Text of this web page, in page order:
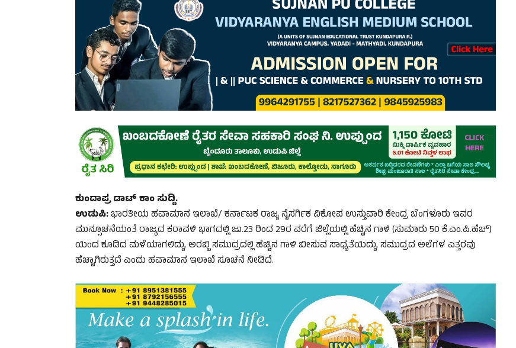
ಕುಂದಾಪ್ರ ಡಾಟ್‌ ಕಾಂ ಸುದ್ದಿ.
ಉಡುಪಿ:ಭಾರತೀಯ ಹವಾಮಾನ ಇಲಾಖೆ/ ಕರ್ನಾಟಕ ರಾಜ್ಯ ನೈಸರ್ಗಿಕ ವಿಕೋಪ ಉಸ್ತುವಾರಿ ಕೇಂದ್ರ ಬೆಂಗಳೂರು ಇವರ
ಮುನ್ಸೂಚನೆಯಂತೆ ರಾಜ್ಯದ ಕರಾವಳಿ ಭಾಗದಲ್ಲಿ ಜು.23 ರಿಂದ 29ರ ವರೆಗೆ ಜಿಲ್ಲೆಯಲ್ಲಿ ಹೆಚ್ಚಿನ ಗಾಳಿ (ಸುಮಾರು 50 ಕೆ.ಎಂ.ಪಿ.ಹೆಚ್)
ಯಿಂದ ಕೂಡಿದ ಮಳೆಯಾಗಲಿದ್ದು, ಅರಬ್ಬಿ ಸಮುದ್ರದಲ್ಲಿ ಹೆಚ್ಚಿನ ಗಾಳಿ ಬೀಸುವ ಸಾಧ್ಯತೆಯಿದ್ದು, ಸಮುದ್ರದ ಅಲೆಗಳ ಎತ್ತರವು
ಹೆಚ್ಚಾಗಿರುತ್ತದೆ ಎಂದು ಹವಾಮಾನ ಇಲಾಖೆ ಸೂಚನೆ ನೀಡಿದೆ.